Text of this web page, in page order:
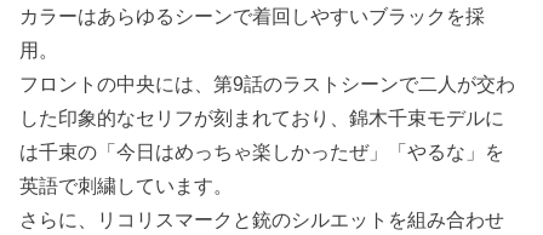
カラーはあらゆるシーンで着回しやすいブラックを採
用。
フロントの中央には、第9話のラストシーンで二人が交わ
した印象的なセリフが刻まれており、錦木千束モデルに
は千束の「今日はめっちゃ楽しかったぜ」「やるな」を
英語で刺繍しています。
さらに、リコリスマークと銃のシルエットを組み合わせ